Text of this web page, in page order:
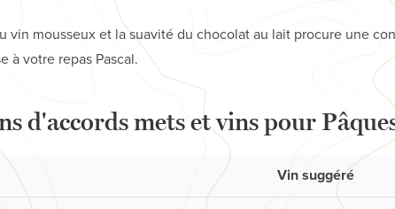
vin mousseux et la suavité du chocolat au lait procure une
à votre repas Pascal.
d'accords mets et vins pour
Vin suggéré